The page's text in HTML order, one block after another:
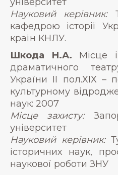
Науковий керівник:
кафедрою історії
країн КНЛУ.
Шкода Н.А. Місце
драматичного
України ІІ пол.ХІХ
культурному
наук: 2007
Місце захисту:
університет
Науковий керівник:
історичних наук,
наукової роботи ЗНУ